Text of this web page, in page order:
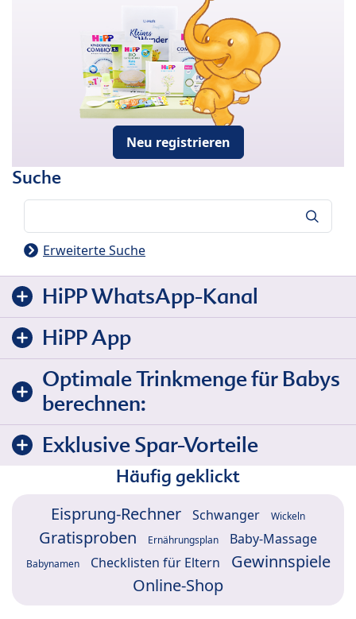
Neu registrieren
Suche
Erweiterte Suche
HiPP WhatsApp-Kanal
HiPP App
Optimale Trinkmenge für Babys
berechnen:
Exklusive Spar-Vorteile
Häufig geklickt
Eisprung-Rechner Schwanger Wickeln
Gratisproben Ernährungsplan Baby-Massage
Babynamen Checklisten für Eltern
Gewinnspiele
Online-Shop